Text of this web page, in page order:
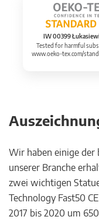
IW 00399
Tested for harmful
www.oeko-tex.com/
Wir haben einige der
unserer Branche
zwei wichtigen
Technology Fast50
2017 bis 2020 um